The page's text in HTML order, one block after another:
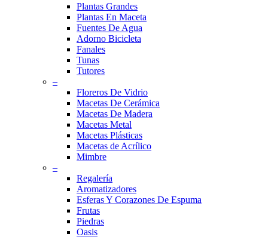
Plantas Grandes
Plantas En Maceta
Fuentes De Agua
Adorno Bicicleta
Fanales
Tunas
Tutores
–
Floreros De Vidrio
Macetas De Cerámica
Macetas De Madera
Macetas Metal
Macetas Plásticas
Macetas de Acrílico
Mimbre
–
Regalería
Aromatizadores
Esferas Y Corazones De Espuma
Frutas
Piedras
Oasis